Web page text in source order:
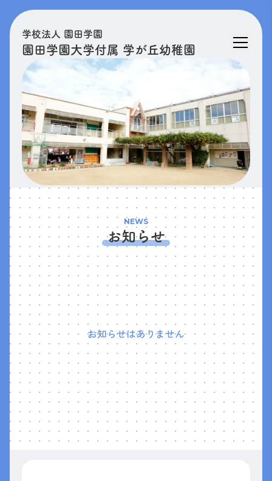
学校法人 園田学園
園田学園大学付属 学が丘幼稚園
NEWS
お知らせ
お知らせはありません